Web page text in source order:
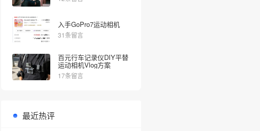
入手GoPro7运动相机
31条留言
百元行车记录仪DIY平替
运动相机Vlog方案
17条留言
最近热评